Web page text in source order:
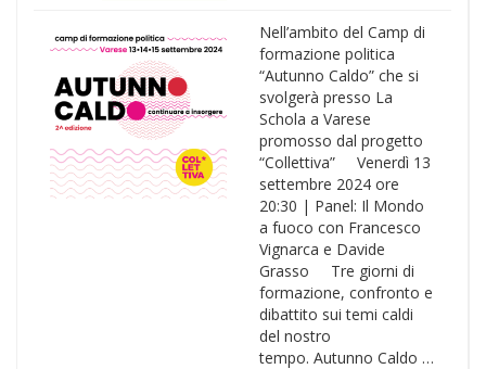
Nell’ambito del Camp di
formazione politica
“Autunno Caldo” che si
svolgerà presso La
Schola a Varese
promosso dal progetto
“Collettiva” Venerdì 13
settembre 2024 ore
20:30 | Panel: Il Mondo
a fuoco con Francesco
Vignarca e Davide
Grasso Tre giorni di
formazione, confronto e
dibattito sui temi caldi
del nostro
tempo. Autunno Caldo …